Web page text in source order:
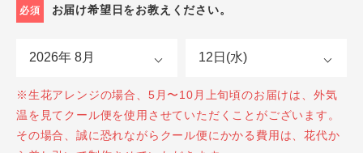
必須 お届け希望日をお教えください。
※生花アレンジの場合、5月〜10月上旬頃のお届けは、外気
温を見てクール便を使用させていただくことがございます。
その場合、誠に恐れながらクール便にかかる費用は、花代か